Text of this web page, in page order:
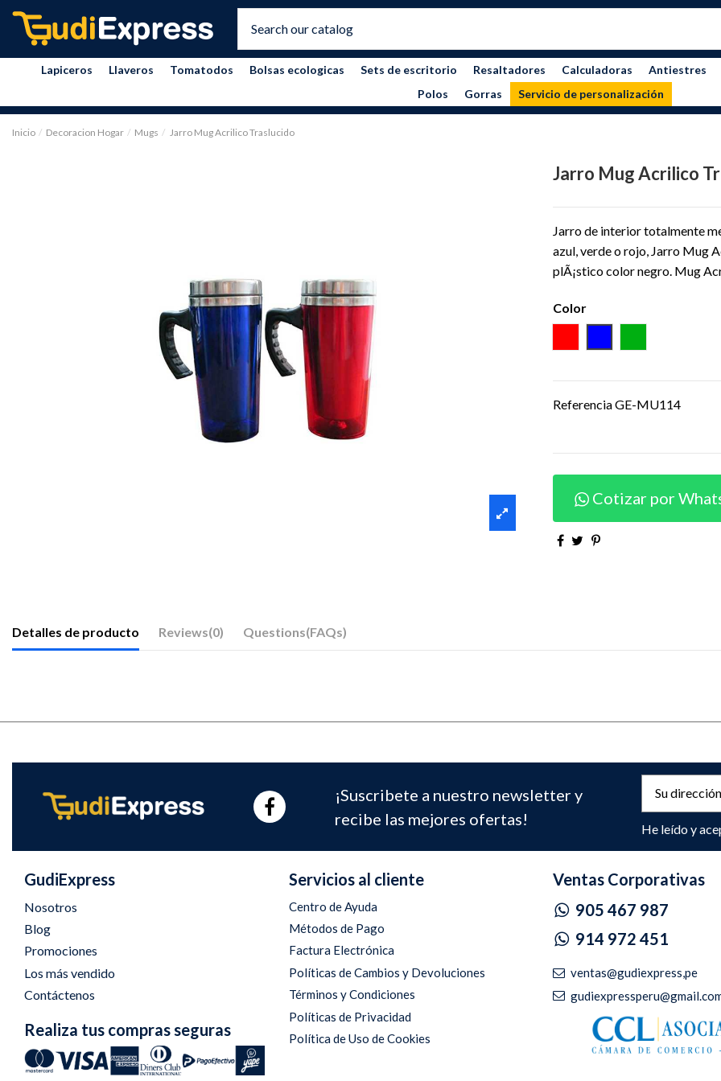
Lapiceros Llaveros Tomatodos Bolsas ecologicas Sets de escritorio Resaltadores Calculadoras
Antiestres
Polos
Gorras Servicio de personalización
Inicio Decoracion Hogar Mugs Jarro Mug Acrilico Traslucido
Jarro Mug Acrilico
Jarro de interior totalmente
azul, verde o rojo, Jarro Mug
plÃ¡stico color negro. Mug
Color
ReferenciaGE-MU114
Cotizar por
Detalles de producto Reviews(0) Questions(FAQs)
¡Suscribete a nuestro newsletter y
recibe las mejores ofertas!
He leído y
GudiExpress
Nosotros
Blog
Promociones
Los más vendido
Contáctenos
Realiza tus compras seguras
Servicios al cliente
Centro de Ayuda
Métodos de Pago
Factura Electrónica
Políticas de Cambios y Devoluciones
Términos y Condiciones
Políticas de Privacidad
Política de Uso de Cookies
Ventas Corporativas
905 467 987
914 972 451
ventas@gudiexpress,pe